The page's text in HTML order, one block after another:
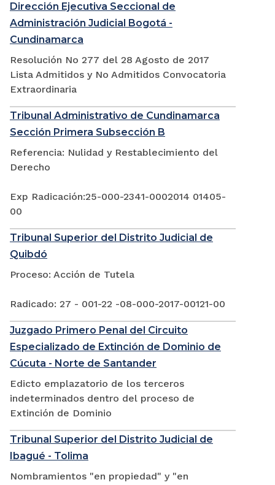
Dirección Ejecutiva Seccional de
Administración Judicial Bogotá -
Cundinamarca
Resolución No 277 del 28 Agosto de 2017
Lista Admitidos y No Admitidos Convocatoria
Extraordinaria
Tribunal Administrativo de Cundinamarca
Sección Primera Subsección B
Referencia: Nulidad y Restablecimiento del
Derecho
Exp Radicación:25-000-2341-0002014 01405-
00
Tribunal Superior del Distrito Judicial de
Quibdó
Proceso: Acción de Tutela
Radicado: 27 - 001-22 -08-000-2017-00121-00
Juzgado Primero Penal del Circuito
Especializado de Extinción de Dominio de
Cúcuta - Norte de Santander
Edicto emplazatorio de los terceros
indeterminados dentro del proceso de
Extinción de Dominio
Tribunal Superior del Distrito Judicial de
Ibagué - Tolima
Nombramientos "en propiedad" y "en